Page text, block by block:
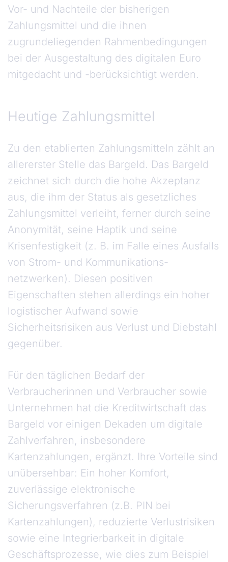
Vor- und Nachteile der bisherigen
Zahlungsmittel und die ihnen
zugrundeliegenden Rahmenbedingungen
bei der Ausgestaltung des digitalen Euro
mitgedacht und -berücksichtigt werden.
Heutige Zahlungsmittel
Zu den etablierten Zahlungsmitteln zählt an
allererster Stelle das Bargeld. Das Bargeld
zeichnet sich durch die hohe Akzeptanz
aus, die ihm der Status als gesetzliches
Zahlungsmittel verleiht, ferner durch seine
Anonymität, seine Haptik und seine
Krisenfestigkeit (z. B. im Falle eines Ausfalls
von Strom- und Kommunikations­
netzwerken). Diesen positiven
Eigenschaften stehen allerdings ein hoher
logistischer Aufwand sowie
Sicherheitsrisiken aus Verlust und Diebstahl
gegenüber.
Für den täglichen Bedarf der
Verbraucherinnen und Verbraucher sowie
Unternehmen hat die Kreditwirtschaft das
Bargeld vor einigen Dekaden um digitale
Zahlverfahren, insbesondere
Kartenzahlungen, ergänzt. Ihre Vorteile sind
unübersehbar: Ein hoher Komfort,
zuverlässige elektronische
Sicherungsverfahren (z.B. PIN bei
Kartenzahlungen), reduzierte Verlustrisiken
sowie eine Integrierbarkeit in digitale
Geschäftsprozesse, wie dies zum Beispiel